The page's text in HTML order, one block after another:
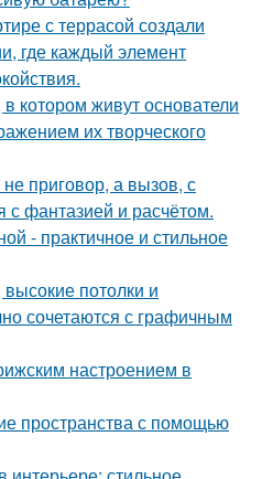
с террасой создали
где каждый элемент
котором живут основатели
их творческого
приговор, а вызов, с
фантазией и расчётом.
- практичное и стильное
потолки и
сочетаются с графичным
настроением в
пространства с помощью